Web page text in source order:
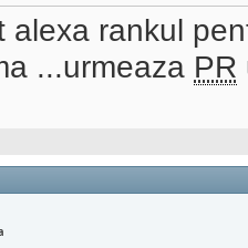
alexa rankul
...urmeaza PR